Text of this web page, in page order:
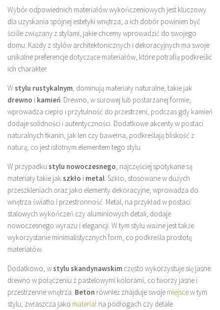
Wybór odpowiednich materiałów wykończeniowych jest kluczowy
dla uzyskania spójnej estetyki wnętrza, a ich dobór powinien być
ściśle związany z stylami, jakie chcemy wprowadzić do swojego
domu. Każdy z stylów architektonicznych i dekoracyjnych ma swoje
unikalne preferencje dotyczące materiałów, które potrafią podkreślić
ich charakter.
W stylu rustykalnym , dominują materiały naturalne, takie jak
drewno i kamień . Drewno, w surowej lub postarzanej formie,
wprowadza ciepło i przytulność do przestrzeni, podczas gdy kamień
dodaje solidności i autentyczności. Dodatkowe akcenty w postaci
naturalnych tkanin, jak len czy bawełna, podkreślają bliskość z
naturą, co jest istotnym elementem tego stylu.
W przypadku stylu nowoczesnego , najczęściej spotykane są
materiały takie jak szkło i metal . Szkło, stosowane w dużych
przeszkleniach oraz jako elementy dekoracyjne, wprowadza do
wnętrza światło i przestronność. Metal, na przykład w postaci
stalowych wykończeń czy aluminiowych detali, dodaje
nowoczesnego wyrazu i elegancji. W tym stylu ważne jest także
wykorzystanie minimalistycznych form, co podkreśla prostotę
materiałów.
Dodatkowo, wstylu skandynawskim często wykorzystuje się jasne
drewno w połączeniu z pastelowymi kolorami, co tworzy jasne i
przestrzenne wnętrza. Beton również znajduje swoje miejscew tym
stylu, zwłaszcza jako materiał na podłogach czy detale